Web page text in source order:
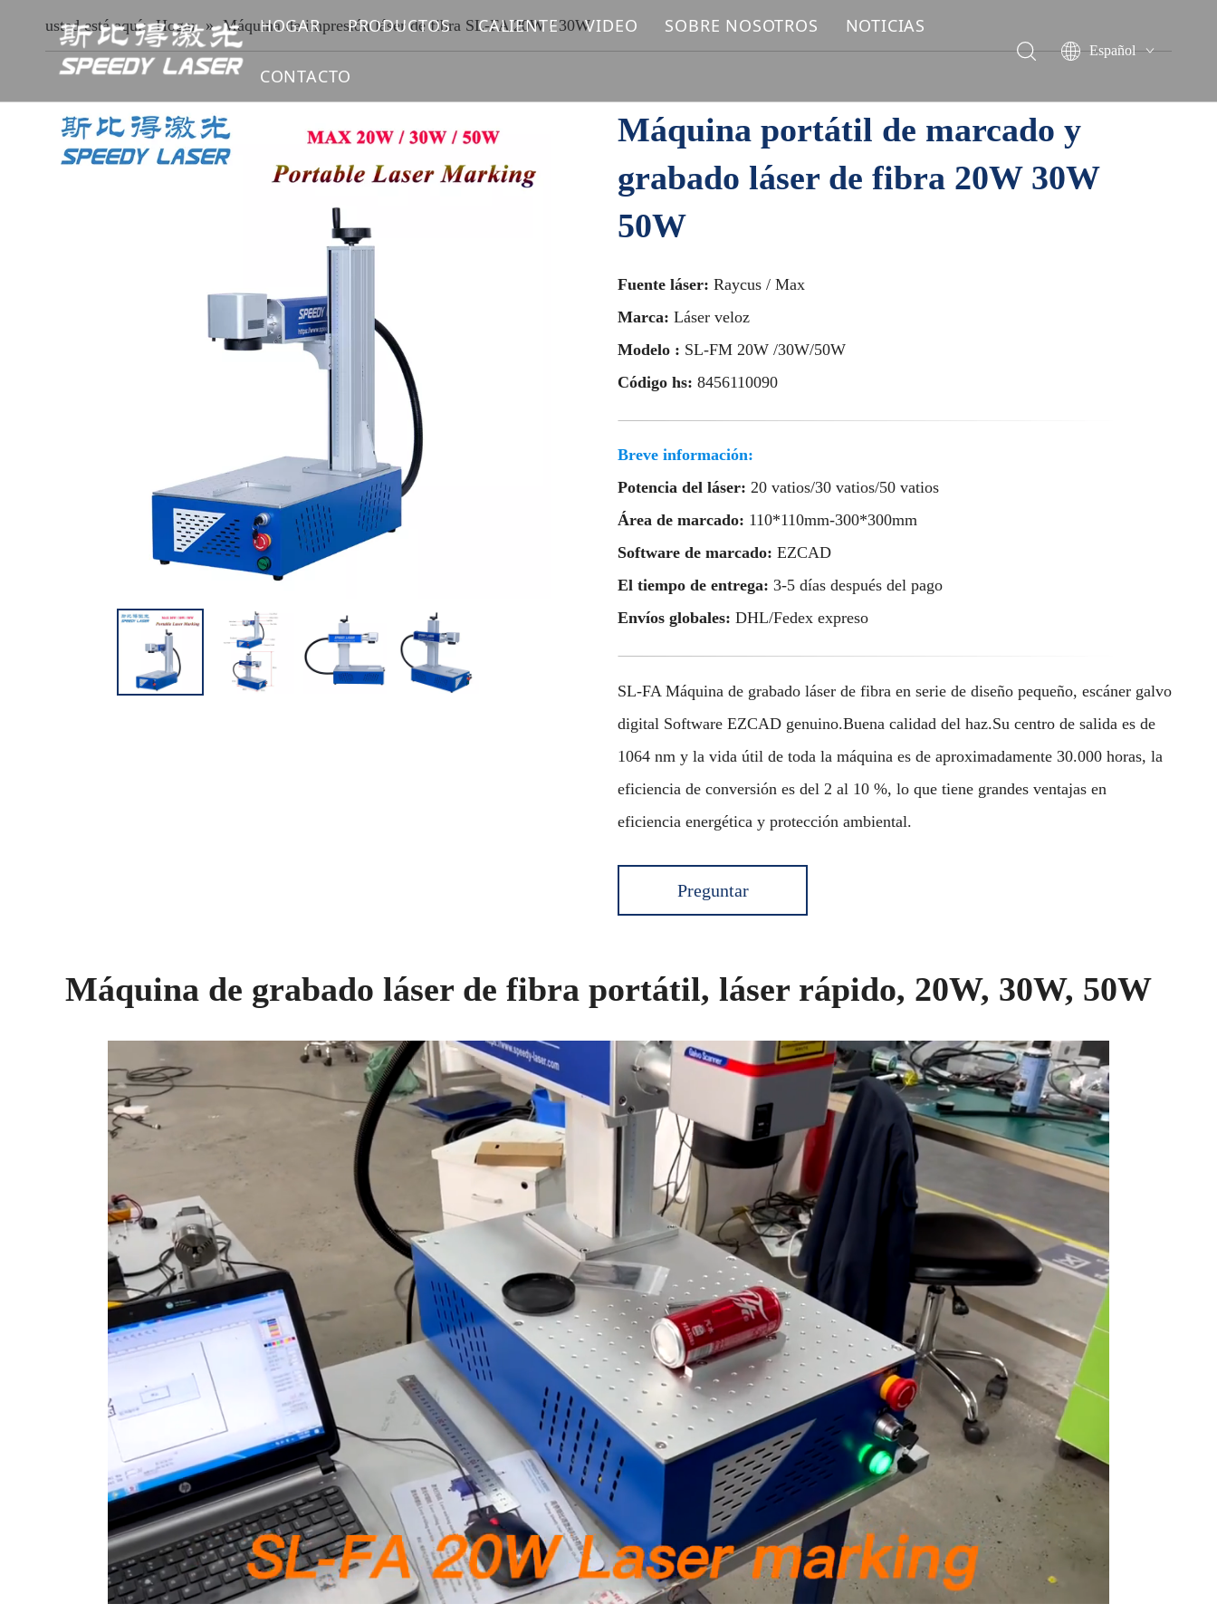
HOGAR PRODUCTOS
MÁQUINA DE MARCADO LÁSER DE CO2
REPUESTOS LÁSER
CALIENTE
Máquina de corte por láser de fibra
VIDEO SOBRE NOSOTROS NOTICIAS
CONTACTO
Español
简体中文
Pусский
usted está aquí: Hogar » Máquina de impresión láser de fibra SL-FA 20W / 30W
Máquina portátil de marcado y
grabado láser de fibra 20W 30W
50W
Fuente láser: Raycus / Max
Marca: Láser veloz
Modelo : SL-FM 20W /30W/50W
Código hs: 8456110090
Breve información:
Potencia del láser: 20 vatios/30 vatios/50 vatios
Área de marcado: 110*110mm-300*300mm
Software de marcado: EZCAD
El tiempo de entrega: 3-5 días después del pago
Envíos globales: DHL/Fedex expreso
SL-FA Máquina de grabado láser de fibra en serie de diseño pequeño, escáner galvo
digital Software EZCAD genuino.Buena calidad del haz.Su centro de salida es de
1064 nm y la vida útil de toda la máquina es de aproximadamente 30.000 horas, la
eficiencia de conversión es del 2 al 10 %, lo que tiene grandes ventajas en
eficiencia energética y protección ambiental.
Preguntar
Máquina de grabado láser de fibra portátil, láser rápido, 20W, 30W, 50W
Loaded:
57.71%